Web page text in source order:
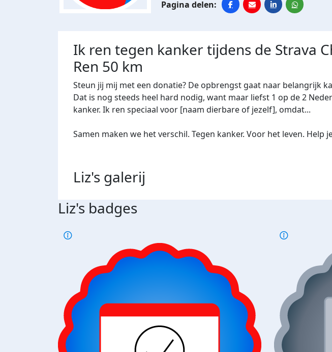
Ik ren tegen kanker tijdens de Strava
Ren 50 km
Steun jij mij met een donatie? De opbrengst gaat naar belangrijk
Dat is nog steeds heel hard nodig, want maar liefst 1 op de 2
kanker. Ik ren speciaal voor [naam dierbare of jezelf], omdat...
Samen maken we het verschil. Tegen kanker. Voor het leven. Help
Liz's galerij
Liz's badges